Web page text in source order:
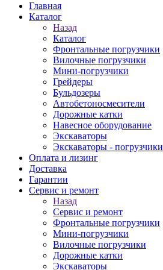
Главная
Каталог
Назад
Каталог
Фронтальные погрузчики
Вилочные погрузчики
Мини-погрузчики
Грейдеры
Бульдозеры
Автобетоносмесители
Дорожные катки
Навесное оборудование
Экскаваторы
Экскаваторы - погрузчики
Оплата и лизинг
Доставка
Гарантии
Сервис и ремонт
Назад
Сервис и ремонт
Фронтальные погрузчики
Мини-погрузчики
Вилочные погрузчики
Дорожные катки
Экскаваторы